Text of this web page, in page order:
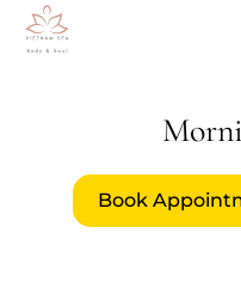
Book